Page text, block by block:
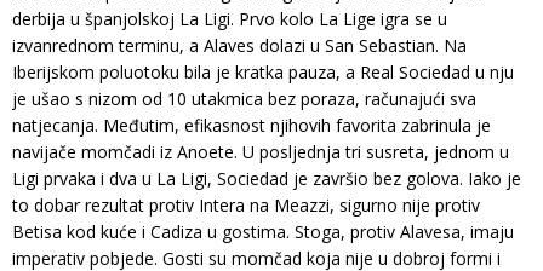
derbija u španjolskoj La Ligi. Prvo kolo La Lige igra se u
izvanrednom terminu, a Alaves dolazi u San Sebastian. Na
Iberijskom poluotoku bila je kratka pauza, a Real Sociedad u nju
je ušao s nizom od 10 utakmica bez poraza, računajući sva
natjecanja. Međutim, efikasnost njihovih favorita zabrinula je
navijače momčadi iz Anoete. U posljednja tri susreta, jednom u
Ligi prvaka i dva u La Ligi, Sociedad je završio bez golova. Iako je
to dobar rezultat protiv Intera na Meazzi, sigurno nije protiv
Betisa kod kuće i Cadiza u gostima. Stoga, protiv Alavesa, imaju
imperativ pobjede. Gosti su momčad koja nije u dobroj formi i